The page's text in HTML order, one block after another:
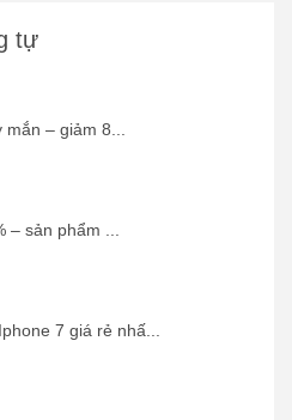
tự
– giảm 8...
– sản phẩm ...
7 giá rẻ nhấ...